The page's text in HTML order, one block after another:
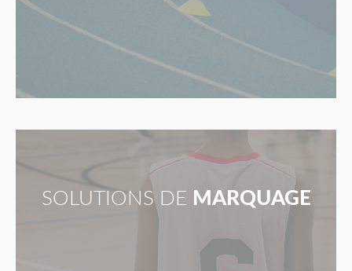
SOLUTIONS DE MARQUAGE